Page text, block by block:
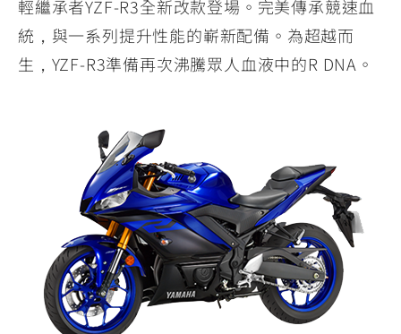
輕繼承者YZF-R3全新改款登場。完美傳承競速血
統，與一系列提升性能的嶄新配備。為超越而
生，YZF-R3準備再次沸騰眾人血液中的R DNA。